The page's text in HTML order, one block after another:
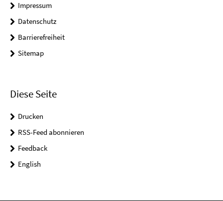
Impressum
Datenschutz
Barrierefreiheit
Sitemap
Diese Seite
Drucken
RSS-Feed abonnieren
Feedback
English